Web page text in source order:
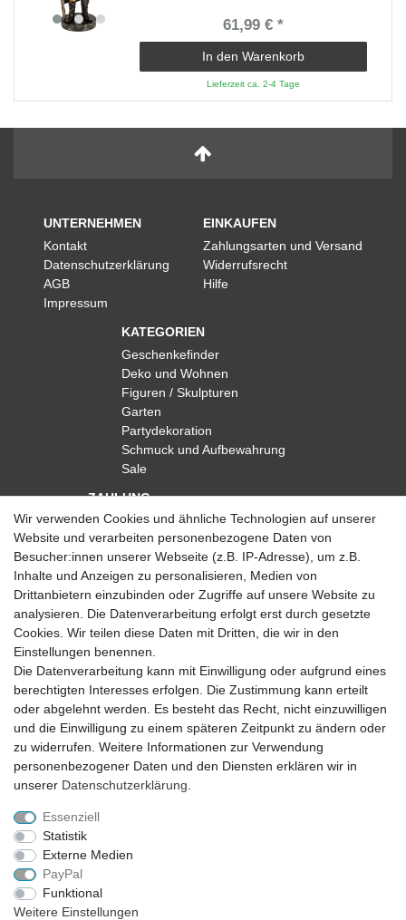
61,99 € *
In den Warenkorb
Lieferzeit ca. 2-4 Tage
UNTERNEHMEN
Kontakt
Datenschutzerklärung
AGB
Impressum
EINKAUFEN
Zahlungsarten und Versand
Widerrufsrecht
Hilfe
KATEGORIEN
Geschenkefinder
Deko und Wohnen
Figuren / Skulpturen
Garten
Partydekoration
Schmuck und Aufbewahrung
Sale
ZAHLUNG
VERSAND
SICHER EINKAUFEN
Sicher einkaufen mit
durchgehender SSL-Verschlüsselung
* Alle Preise verstehen sich inkl. MwSt. zzgl. Versandkosten. Alle Angebote sind
freibleibend zzgl. Versandkosten und bei Nachnahme Übermittlungsentgelt.
Wir verwenden Cookies und ähnliche Technologien auf unserer
Website und verarbeiten personenbezogene Daten von
Besucher:innen unserer Webseite (z.B. IP-Adresse), um z.B.
Inhalte und Anzeigen zu personalisieren, Medien von
Drittanbietern einzubinden oder Zugriffe auf unsere Website zu
analysieren. Die Datenverarbeitung erfolgt erst durch gesetzte
Cookies. Wir teilen diese Daten mit Dritten, die wir in den
Einstellungen benennen.
Die Datenverarbeitung kann mit Einwilligung oder aufgrund eines
berechtigten Interesses erfolgen. Die Zustimmung kann erteilt
oder abgelehnt werden. Es besteht das Recht, nicht einzuwilligen
und die Einwilligung zu einem späteren Zeitpunkt zu ändern oder
zu widerrufen. Weitere Informationen zur Verwendung
personenbezogener Daten und den Diensten erklären wir in
unserer Daten­schutz­erklärung
Essenziell
Statistik
Externe Medien
PayPal
Funktional
Weitere Einstellungen